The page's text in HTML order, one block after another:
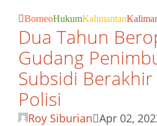
BorneoHukumKalimantan
Dua Tahun
Gudang
Subsidi
Polisi
Roy Siburian Apr 02,